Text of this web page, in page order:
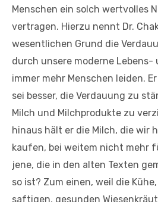
Menschen ein solch wertvolles
vertragen. Hierzu nennt Dr.
wesentlichen Grund die
durch unsere moderne Lebens-
immer mehr Menschen leiden.
sei besser, die Verdauung zu
Milch und Milchprodukte zu
hinaus hält er die Milch, die wir
kaufen, bei weitem nicht mehr
jene, die in den alten Texten
so ist? Zum einen, weil die
saftigen, gesunden